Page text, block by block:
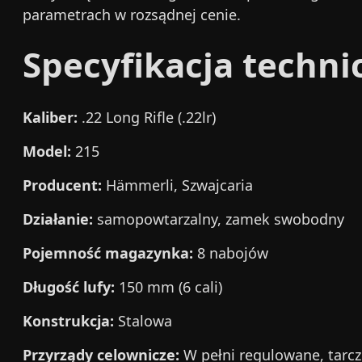
parametrach w rozsądnej cenie.
Specyfikacja
Kaliber: .22 Long Rifle (.22lr)
Model: 215
Producent: Hämmerli, Szwajcaria
Działanie: samopowtarzalny, zamek swobodny
Pojemność magazynka: 8 nabojów
Długość lufy: 150 mm (6 cali)
Konstrukcja: Stalowa
Przyrządy celownicze: W pełni regulowane,